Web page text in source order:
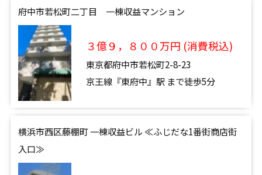
府中市若松町二丁目 一棟収益マンション
３億９，８００万円 (消費税込)
東京都府中市若松町2-8-23
京王線『東府中』駅 まで徒歩5分
横浜市西区藤棚町 一棟収益ビル ≪ふじだな1番街商店街
入口≫